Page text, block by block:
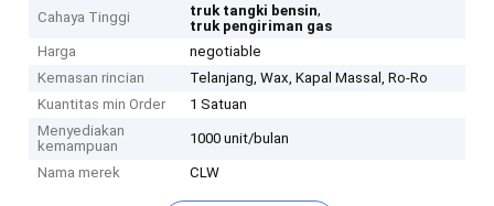
Cahaya Tinggi truk tangki bensin,
truk pengiriman gas
Harga
negotiable
Kemasan rincian
Telanjang, Wax, Kapal Massal, Ro-Ro
Kuantitas min Order
1 Satuan
Menyediakan
kemampuan
1000 unit/bulan
Nama merek CLW